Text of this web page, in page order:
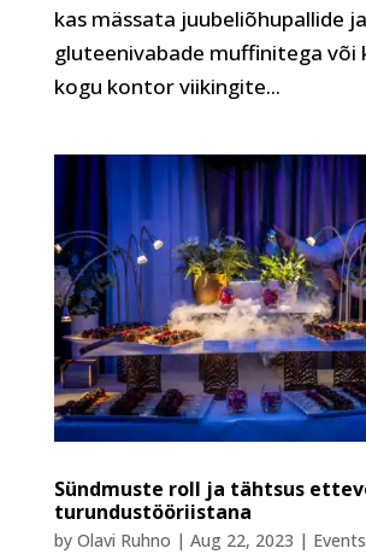
kas mässata juubeliõhupallide
gluteenivabade muffinitega või
kogu kontor viikingite...
Sündmuste roll ja tähtsus
turundustööriistana
by Olavi Ruhno | Aug 22, 2023 | Events